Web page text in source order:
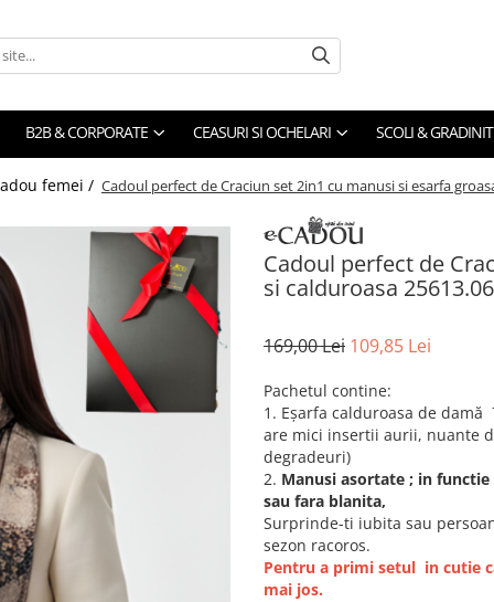
B2B & CORPORATE CEASURI SI OCHELARI SCOLI &
femei / Cadoul perfect de Craciun set 2in1 cu manusi si esarfa
Cadoul perfect de
si calduroasa 25613.06
169,00 Lei 109,85 Lei
Pachetul contine:
1. Eșarfa calduroasa de
are mici insertii aurii, nuante
degradeuri)
2. Manusi asortate ; in
sau fara blanita,
Surprinde-ti iubita sau
sezon racoros.
Pentru a primi setul in cutie
mai jos.